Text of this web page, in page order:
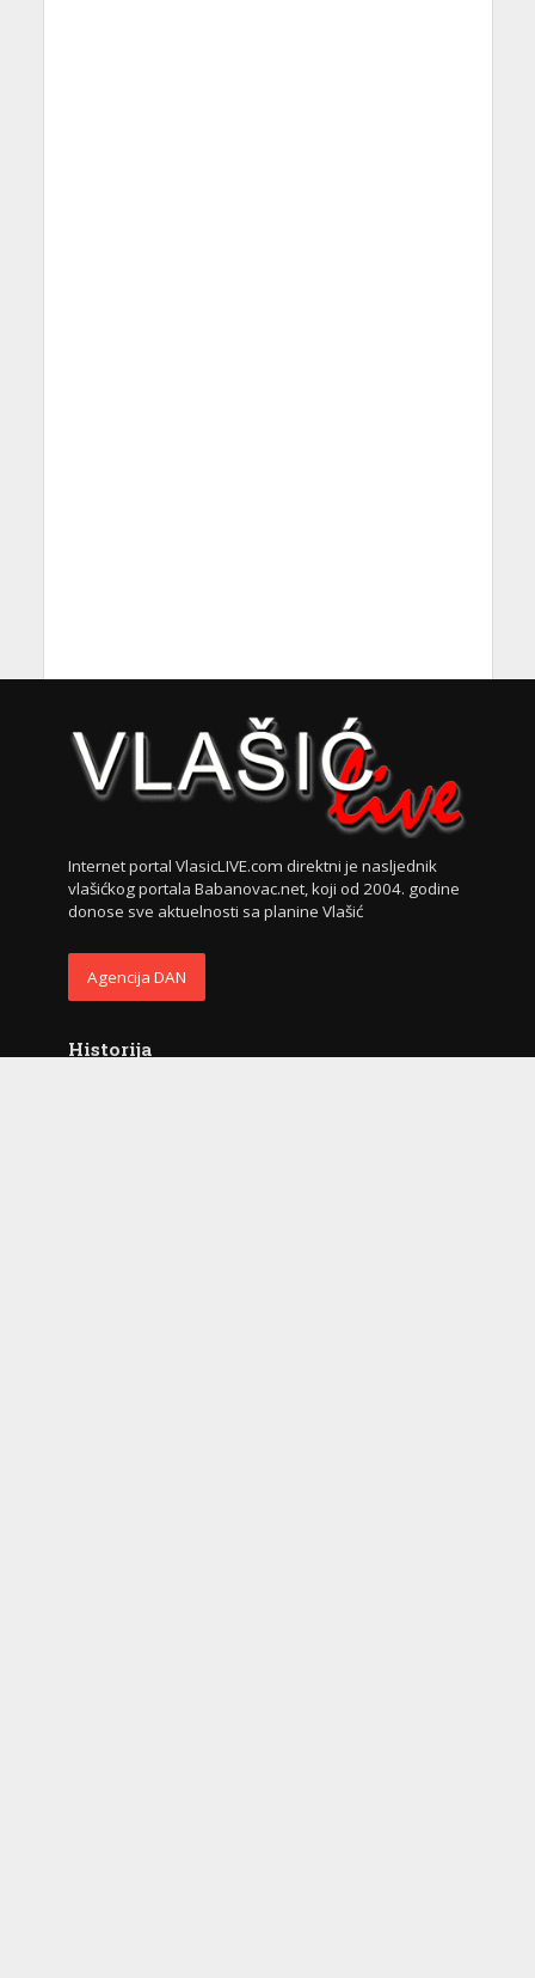
Internet portal VlasicLIVE.com direktni je nasljednik
vlašićkog portala Babanovac.net, koji od 2004. godine
donose sve aktuelnosti sa planine Vlašić
Agencija DAN
Historija